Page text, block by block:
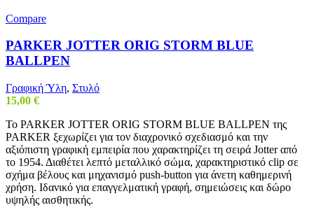
Compare
PARKER JOTTER ORIG STORM BLUE
BALLPEN
Γραφική Ύλη, Στυλό
15,00 €
Το PARKER JOTTER ORIG STORM BLUE BALLPEN της
PARKER ξεχωρίζει για τον διαχρονικό σχεδιασμό και την
αξιόπιστη γραφική εμπειρία που χαρακτηρίζει τη σειρά Jotter από
το 1954. Διαθέτει λεπτό μεταλλικό σώμα, χαρακτηριστικό clip σε
σχήμα βέλους και μηχανισμό push-button για άνετη καθημερινή
χρήση. Ιδανικό για επαγγελματική γραφή, σημειώσεις και δώρο
υψηλής αισθητικής.